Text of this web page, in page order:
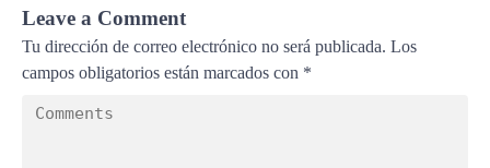
Leave a Comment
Tu dirección de correo electrónico no será publicada. Los
campos obligatorios están marcados con *